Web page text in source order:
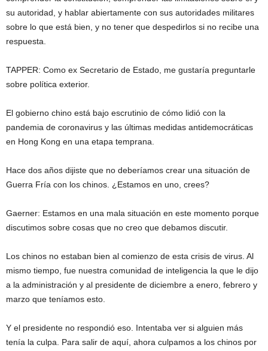
su autoridad, y hablar abiertamente con sus autoridades militares
sobre lo que está bien, y no tener que despedirlos si no recibe una
respuesta.
TAPPER: Como ex Secretario de Estado, me gustaría preguntarle
sobre política exterior.
El gobierno chino está bajo escrutinio de cómo lidió con la
pandemia de coronavirus y las últimas medidas antidemocráticas
en Hong Kong en una etapa temprana.
Hace dos años dijiste que no deberíamos crear una situación de
Guerra Fría con los chinos. ¿Estamos en uno, crees?
Gaerner: Estamos en una mala situación en este momento porque
discutimos sobre cosas que no creo que debamos discutir.
Los chinos no estaban bien al comienzo de esta crisis de virus. Al
mismo tiempo, fue nuestra comunidad de inteligencia la que le dijo
a la administración y al presidente de diciembre a enero, febrero y
marzo que teníamos esto.
Y el presidente no respondió eso. Intentaba ver si alguien más
tenía la culpa. Para salir de aquí, ahora culpamos a los chinos por